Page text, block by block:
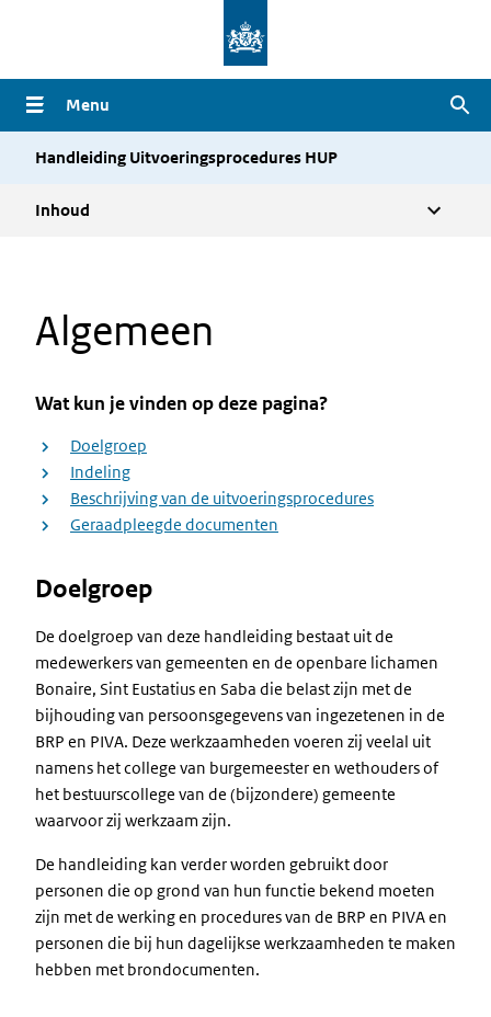
naar
de
inhoud
Menu
Handleiding Uitvoeringsprocedures HUP
Inhoud
Algemeen
Wat kun je vinden op deze pagina?
Doelgroep
Indeling
Beschrijving van de uitvoeringsprocedures
Geraadpleegde documenten
Doelgroep
De doelgroep van deze handleiding bestaat uit de
medewerkers van gemeenten en de openbare lichamen
Bonaire, Sint Eustatius en Saba die belast zijn met de
bijhouding van persoonsgegevens van ingezetenen in de
BRP en PIVA. Deze werkzaamheden voeren zij veelal uit
namens het college van burgemeester en wethouders of
het bestuurscollege van de (bijzondere) gemeente
waarvoor zij werkzaam zijn.
De handleiding kan verder worden gebruikt door
personen die op grond van hun functie bekend moeten
zijn met de werking en procedures van de BRP en PIVA en
personen die bij hun dagelijkse werkzaamheden te maken
hebben met brondocumenten.